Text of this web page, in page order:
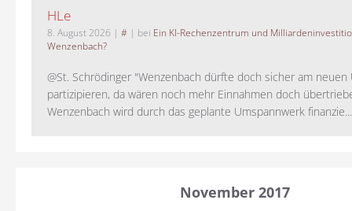
HLe
8. August 2026 | # | bei Ein KI-Rechenzentrum und
Wenzenbach?
@St. Schrödinger "Wenzenbach dürfte doch sicher am neuen
partizipieren, da wären noch mehr Einnahmen doch
Wenzenbach wird durch das geplante Umspannwerk finanzie...
November 2017